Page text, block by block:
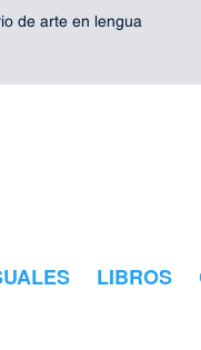
de arte en lengua
LIBROS